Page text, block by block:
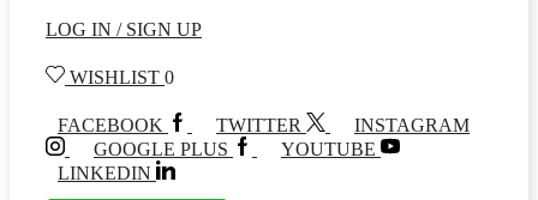
LOG IN / SIGN UP
WISHLIST 0
FACEBOOK TWITTER
INSTAGRAM
GOOGLE PLUS
YOUTUBE
LINKEDIN